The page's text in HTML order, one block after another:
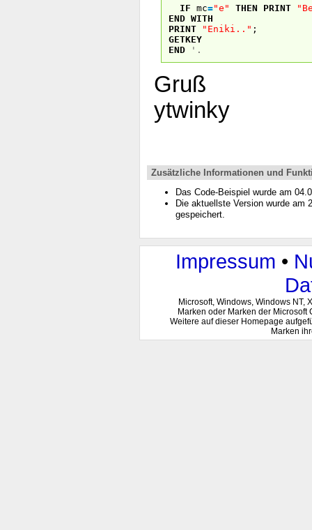
IF mc="e" THEN PRINT
END WITH
PRINT
"Eniki.." ;
GETKEY
END
'.
Gruß
ytwinky
Zusätzliche Informationen und
Das Code-Beispiel wurde am
Die aktuellste Version wurde am
gespeichert.
Impressum •
Microsoft, Windows, Windows NT,
Marken oder Marken der
Weitere auf dieser Homepage
Marken